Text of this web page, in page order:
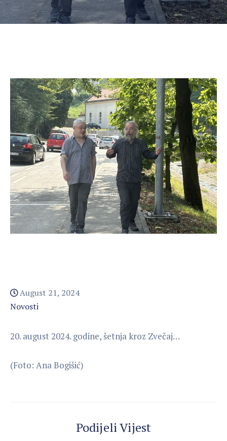
August 21, 2024
Novosti
20. august 2024. godine, šetnja kroz Zvečaj…
(Foto: Ana Bogišić)
Podijeli Vijest